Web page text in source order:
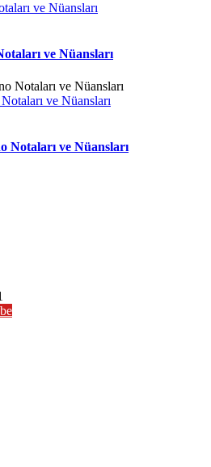
ve Nüansları
ve Nüansları
ve Nüansları
Notaları ve Nüansları